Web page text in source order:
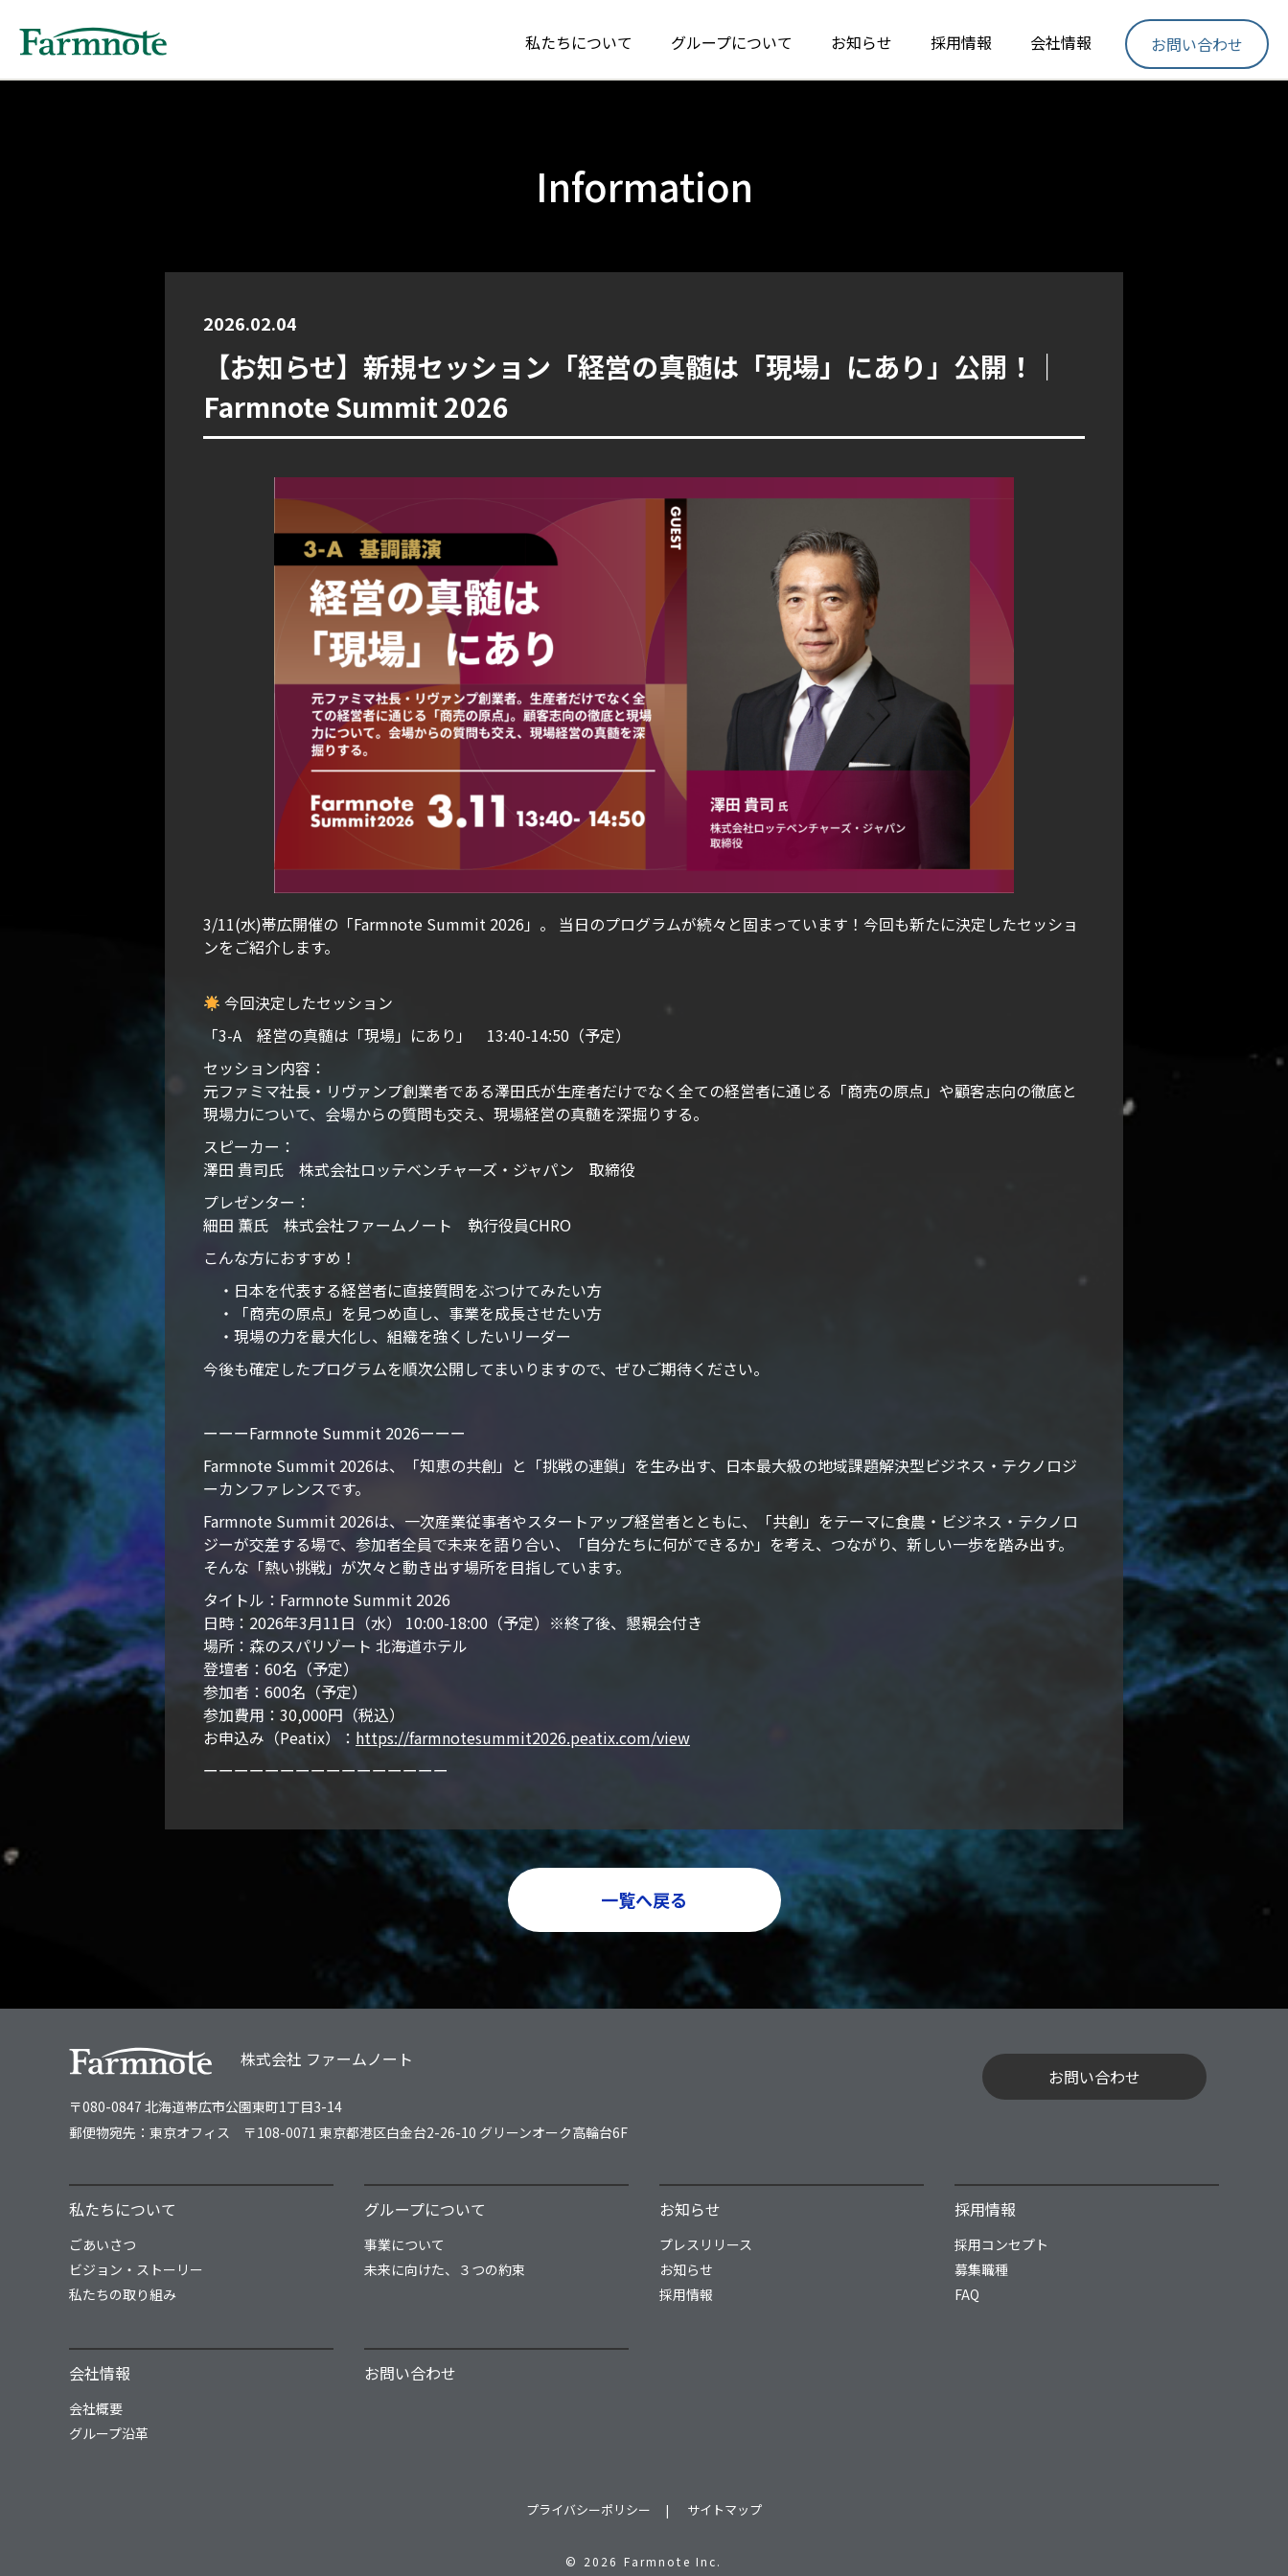
私たちについて グループについて お知らせ 採用情報 会社情報 お問い合わせ
Information
2026.02.04
【お知らせ】新規セッション「経営の真髄は「現場」にあり」公開！｜
Farmnote Summit 2026
3/11(水)帯広開催の「Farmnote Summit 2026」。 当日のプログラムが続々と固まっています！今回も新たに決定したセッショ
ンをご紹介します。
今回決定したセッション
「3-A 経営の真髄は「現場」にあり」 13:40-14:50（予定）
セッション内容：
元ファミマ社長・リヴァンプ創業者である澤田氏が生産者だけでなく全ての経営者に通じる「商売の原点」や顧客志向の徹底と
現場力について、会場からの質問も交え、現場経営の真髄を深掘りする。
スピーカー：
澤田 貴司氏 株式会社ロッテベンチャーズ・ジャパン 取締役
プレゼンター：
細田 薫氏 株式会社ファームノート 執行役員CHRO
こんな方におすすめ！
・日本を代表する経営者に直接質問をぶつけてみたい方
・「商売の原点」を見つめ直し、事業を成長させたい方
・現場の力を最大化し、組織を強くしたいリーダー
今後も確定したプログラムを順次公開してまいりますので、ぜひご期待ください。
ーーーFarmnote Summit 2026ーーー
Farmnote Summit 2026は、「知恵の共創」と「挑戦の連鎖」を生み出す、日本最大級の地域課題解決型ビジネス・テクノロジ
ーカンファレンスです。
Farmnote Summit 2026は、一次産業従事者やスタートアップ経営者とともに、「共創」をテーマに食農・ビジネス・テクノロ
ジーが交差する場で、参加者全員で未来を語り合い、「自分たちに何ができるか」を考え、つながり、新しい一歩を踏み出す。
そんな「熱い挑戦」が次々と動き出す場所を目指しています。
タイトル：Farmnote Summit 2026
日時：2026年3月11日（水） 10:00-18:00（予定）※終了後、懇親会付き
場所：森のスパリゾート 北海道ホテル
登壇者：60名（予定）
参加者：600名（予定）
参加費用：30,000円（税込）
お申込み（Peatix）： https://farmnotesummit2026.peatix.com/view
ーーーーーーーーーーーーーーーー
一覧へ戻る
株式会社 ファームノート
〒080-0847 北海道帯広市公園東町1丁目3-14
郵便物宛先：東京オフィス 〒108-0071 東京都港区白金台2-26-10 グリーンオーク高輪台6F
お問い合わせ
私たちについて
ごあいさつ
ビジョン・ストーリー
私たちの取り組み
グループについて
事業について
未来に向けた、３つの約束
お知らせ
プレスリリース
お知らせ
採用情報
採用情報
採用コンセプト
募集職種
FAQ
会社情報
会社概要
グループ沿革
お問い合わせ
プライバシーポリシー サイトマップ
© 2026 Farmnote Inc.